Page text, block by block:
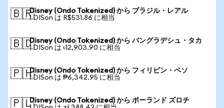
🇧🇷Disney (Ondo Tokenized) から ブラジル・レアル
1 DISon は R$531.86 に相当
🇧🇩Disney (Ondo Tokenized) から バングラデシュ・タカ
1 DISon は ৳12,903.90 に相当
🇵🇭Disney (Ondo Tokenized) から フィリピン・ペソ
1 DISon は ₱6,342.95 に相当
🇵🇱Disney (Ondo Tokenized) から ポーランド ズロチ